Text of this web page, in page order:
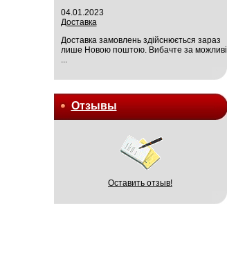
04.01.2023
Доставка
Доставка замовлень здійснюється зараз
лише Новою поштою. Вибачте за можливі
...
Отзывы
Оставить отзыв!